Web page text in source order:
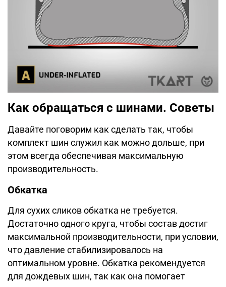
Как обращаться с шинами. Советы
Давайте поговорим как сделать так, чтобы
комплект шин служил как можно дольше, при
этом всегда обеспечивая максимальную
производительность.
Обкатка
Для сухих сликов обкатка не требуется.
Достаточно одного круга, чтобы состав достиг
максимальной производительности, при условии,
что давление стабилизировалось на
оптимальном уровне. Обкатка рекомендуется
для дождевых шин, так как она помогает